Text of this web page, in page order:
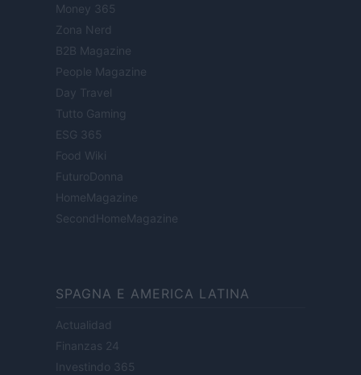
Money 365
Zona Nerd
B2B Magazine
People Magazine
Day Travel
Tutto Gaming
ESG 365
Food Wiki
FuturoDonna
HomeMagazine
SecondHomeMagazine
SPAGNA E AMERICA LATINA
Actualidad
Finanzas 24
Investindo 365